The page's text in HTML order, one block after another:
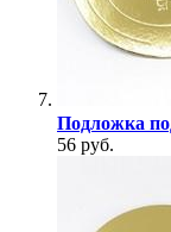
Подложка
56 руб.